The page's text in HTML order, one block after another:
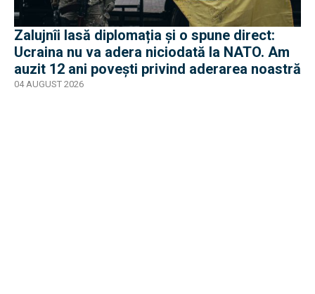
Zalujnîi lasă diplomația și o spune direct:
Ucraina nu va adera niciodată la NATO. Am
auzit 12 ani povești privind aderarea noastră
04 AUGUST 2026